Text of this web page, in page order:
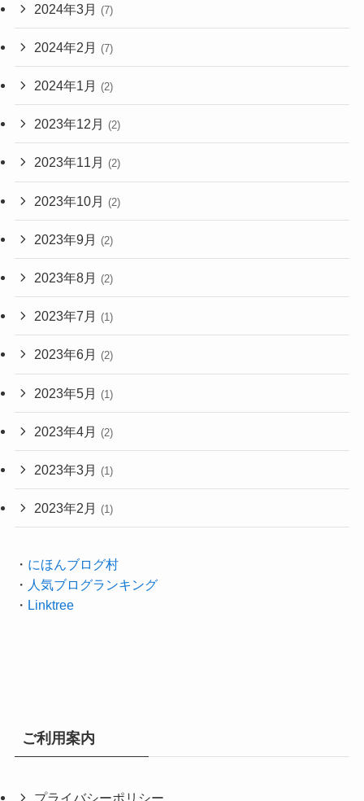
2024年3月 (7)
2024年2月 (7)
2024年1月 (2)
2023年12月 (2)
2023年11月 (2)
2023年10月 (2)
2023年9月 (2)
2023年8月 (2)
2023年7月 (1)
2023年6月 (2)
2023年5月 (1)
2023年4月 (2)
2023年3月 (1)
2023年2月 (1)
・ にほんブログ村
・ 人気ブログランキング
・ Linktree
ご利用案内
プライバシーポリシー